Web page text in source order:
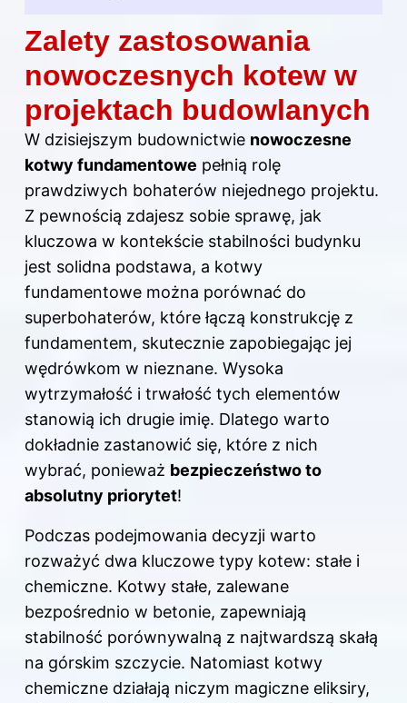
Zalety zastosowania
nowoczesnych kotew w
projektach budowlanych
W dzisiejszym budownictwie nowoczesne
kotwy fundamentowe pełnią rolę
prawdziwych bohaterów niejednego projektu.
Z pewnością zdajesz sobie sprawę, jak
kluczowa w kontekście stabilności budynku
jest solidna podstawa, a kotwy
fundamentowe można porównać do
superbohaterów, które łączą konstrukcję z
fundamentem, skutecznie zapobiegając jej
wędrówkom w nieznane. Wysoka
wytrzymałość i trwałość tych elementów
stanowią ich drugie imię. Dlatego warto
dokładnie zastanowić się, które z nich
wybrać, ponieważ bezpieczeństwo to
absolutny priorytet!
Podczas podejmowania decyzji warto
rozważyć dwa kluczowe typy kotew: stałe i
chemiczne. Kotwy stałe, zalewane
bezpośrednio w betonie, zapewniają
stabilność porównywalną z najtwardszą skałą
na górskim szczycie. Natomiast kotwy
chemiczne działają niczym magiczne eliksiry,